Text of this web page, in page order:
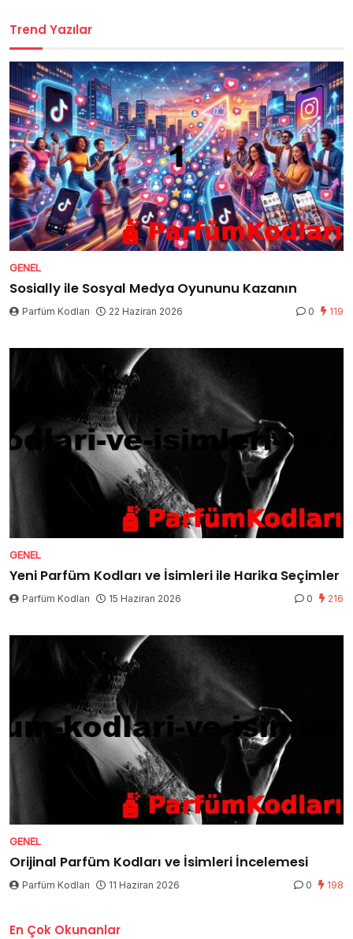
Trend Yazılar
GENEL
Sosially ile Sosyal Medya Oyununu Kazanın
Parfüm Kodları 22 Haziran 2026 0 119
GENEL
Yeni Parfüm Kodları ve İsimleri ile Harika Seçimler
Parfüm Kodları 15 Haziran 2026 0 216
GENEL
Orijinal Parfüm Kodları ve İsimleri İncelemesi
Parfüm Kodları 11 Haziran 2026 0 198
En Çok Okunanlar